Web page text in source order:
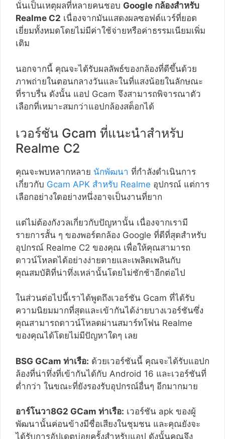
นั่นเป็นเหตุผลที่หลายคนชอบ Google กล้องสำหรับ
Realme C2 เนื่องจากมันแสดงผลซอฟต์แวร์ที่ยอด
เยี่ยมทั้งหมดโดยไม่มีค่าใช้จ่ายหรือค่าธรรมเนียมเพิ่ม
เติม
นอกจากนี้ คุณจะได้รับผลลัพธ์ของกล้องที่ดีขึ้นด้วย
ภาพถ่ายในตอนกลางวันและในที่แสงน้อยในลักษณะ
ที่ราบรื่น ดังนั้น แอป Gcam จึงสามารถพิจารณาตัว
เลือกที่เหมาะสมกว่าแอปกล้องสต็อกได้
เวอร์ชัน Gcam ที่แนะนำสำหรับ
Realme C2
คุณจะพบหลากหลาย นักพัฒนา ที่กำลังดำเนินการ
เกี่ยวกับ Gcam APK สำหรับ Realme อุปกรณ์ แต่การ
เลือกอย่างใดอย่างหนึ่งอาจเป็นงานที่ยาก
แต่ไม่ต้องกังวลเกี่ยวกับปัญหานั้น เนื่องจากเรามี
รายการสั้น ๆ ของพอร์ตกล้อง Google ที่ดีที่สุดสำหรับ
อุปกรณ์ Realme C2 ของคุณ เพื่อให้คุณสามารถ
ดาวน์โหลดได้อย่างง่ายดายและเพลิดเพลินกับ
คุณสมบัติที่น่าทึ่งเหล่านั้นโดยไม่ชักช้าอีกต่อไป
ในส่วนต่อไปนี้เราได้พูดถึงเวอร์ชัน Gcam ที่ได้รับ
ความนิยมมากที่สุดและเข้ากันได้ง่ายบางเวอร์ชันซึ่ง
คุณสามารถดาวน์โหลดผ่านสมาร์ทโฟน Realme
ของคุณได้โดยไม่มีปัญหาใดๆ เลย
BSG GCam ท่าเรือ: ด้วยเวอร์ชันนี้ คุณจะได้รับแอปก
ล้องที่น่าทึ่งที่เข้ากันได้กับ Android 16 และเวอร์ชันที่
ต่ำกว่า ในขณะที่ยังรองรับอุปกรณ์อื่นๆ อีกมากมาย
อาร์โนวา8G2 GCam ท่าเรือ: เวอร์ชัน apk ของผู้
พัฒนานั้นค่อนข้างมีชื่อเสียงในชุมชน และคุณยังจะ
ได้รับการอัปเดตบ่อยครั้งสำหรับแอป ดังนั้นคุณจึง